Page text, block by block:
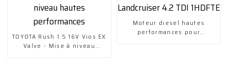
TOYOTA Rush 1.5 16V Vios EX
Valve - Mise à niveau
Moteur diesel hautes
performances pour